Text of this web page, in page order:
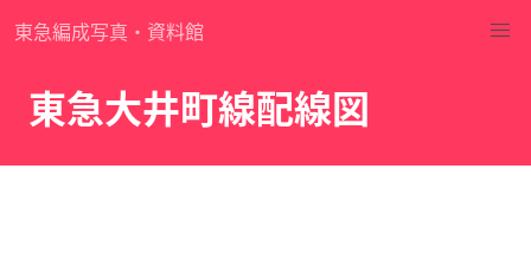
東急編成写真・資料館
東急大井町線配線図